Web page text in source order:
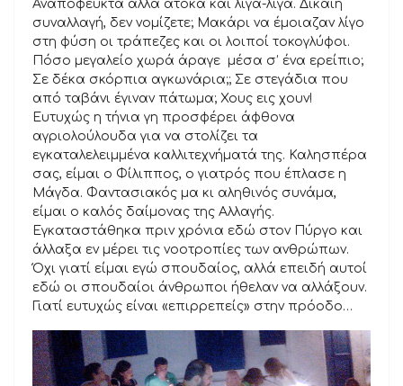
Αναπόφευκτα αλλά άτοκα και λίγα-λίγα. Δίκαιη
συναλλαγή, δεν νομίζετε; Μακάρι να έμοιαζαν λίγο
στη φύση οι τράπεζες και οι λοιποί τοκογλύφοι.
Πόσο μεγαλείο χωρά άραγε μέσα σ’ ένα ερείπιο;
Σε δέκα σκόρπια αγκωνάρια;; Σε στεγάδια που
από ταβάνι έγιναν πάτωμα; Χους εις χουν!
Ευτυχώς η τήνια γη προσφέρει άφθονα
αγριολούλουδα για να στολίζει τα
εγκαταλελειμμένα καλλιτεχνήματά της. Καλησπέρα
σας, είμαι ο Φίλιππος, ο γιατρός που έπλασε η
Μάγδα. Φαντασιακός μα κι αληθινός συνάμα,
είμαι ο καλός δαίμονας της Αλλαγής.
Εγκαταστάθηκα πριν χρόνια εδώ στον Πύργο και
άλλαξα εν μέρει τις νοοτροπίες των ανθρώπων.
Όχι γιατί είμαι εγώ σπουδαίος, αλλά επειδή αυτοί
εδώ οι σπουδαίοι άνθρωποι ήθελαν να αλλάξουν.
Γιατί ευτυχώς είναι «επιρρεπείς» στην πρόοδο…